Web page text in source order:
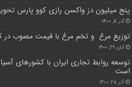
پنج میلیون دز واکسن رازی کوو پارس
آذر ۵, ۱۴۰۰
توزیع مرغ و تخم مرغ با قیمت مصوب در
آبان ۲۹, ۱۴۰۰
است
آذر ۲۵, ۱۴۰۰